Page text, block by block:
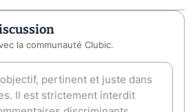
la communauté Clubic.